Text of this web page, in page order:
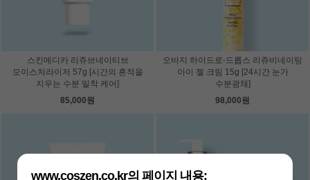
스킨메디카 리쥬브네이티브
모이스처라이저 57g [시간의 흔적을
지우는 수분 밀착 케어]
85,000원
오바지 하이드로-드롭스 리쥬비네이팅
아이 젤 크림 15g [24시간 눈가
수분광채]
98,000원
www.coszen.co.kr의 페이지 내용: